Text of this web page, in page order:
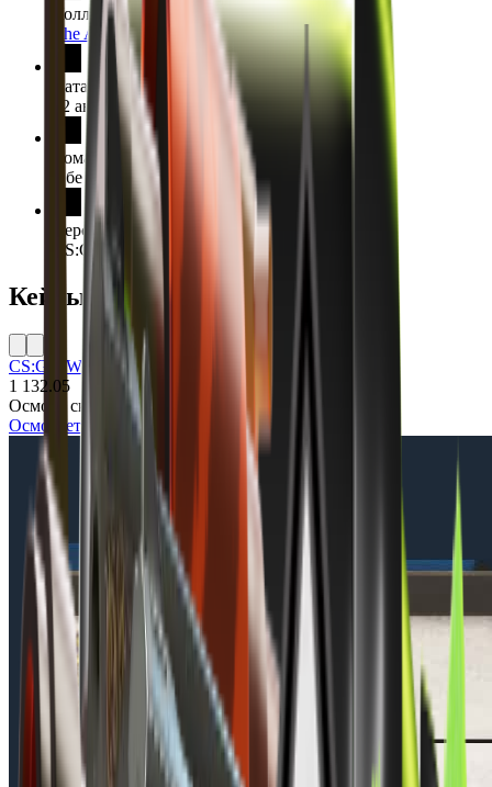
Коллекция
The Arms Deal 3 Collection
Дата выпуска
12 августа 2013 г.
Команда
Обе команды
Версия модели
CS:GO
Кейсы
CS:GO Weapon Case 3
1 132.05
Осмотр скина
Осмотреть в игре